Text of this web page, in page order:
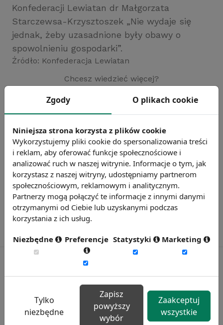
Konfederacji Lewiatan dr Małgorzata
Starczewsa-Krzysztoszek „Nie wydaje się
jednak, żeby uzasadnione były obawy o
spowolnieniu gospodarki”.
Źródło: Konfederacja Lewiatan
Chcesz wiedzieć więcej?
Rynekpracy.pl
sedlak.pl
wynagrodzenia.pl
Zgody O plikach cookie
Niniejsza strona korzysta z plików cookie
Wykorzystujemy pliki cookie do spersonalizowania treści
i reklam, aby oferować funkcje społecznościowe i
analizować ruch w naszej witrynie. Informacje o tym, jak
korzystasz z naszej witryny, udostępniamy partnerom
społecznościowym, reklamowym i analitycznym.
Partnerzy mogą połączyć te informacje z innymi danymi
otrzymanymi od Ciebie lub uzyskanymi podczas
korzystania z ich usług.
Niezbędne Preferencje Statystyki Marketing
Tylko
niezbędne
Zapisz
powyższy
wybór
Zaakceptuj
wszystkie